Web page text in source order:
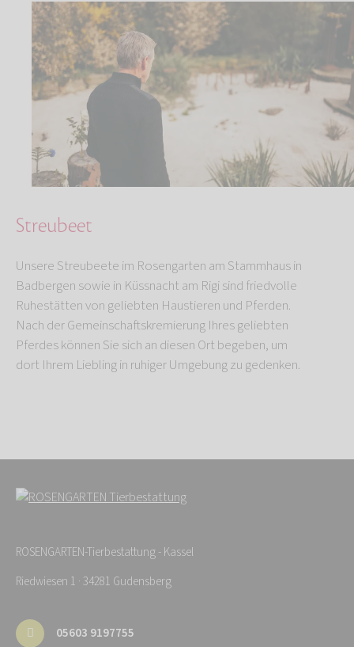
Streubeet
Unsere Streubeete im Rosengarten am Stammhaus in
Badbergen sowie in Küssnacht am Rigi sind friedvolle
Ruhestätten von geliebten Haustieren und Pferden.
Nach der Gemeinschaftskremierung Ihres geliebten
Pferdes können Sie sich an diesen Ort begeben, um
dort Ihrem Liebling in ruhiger Umgebung zu gedenken.
ROSENGARTEN-Tierbestattung - Kassel
Riedwiesen 1 · 34281 Gudensberg
05603 9197755